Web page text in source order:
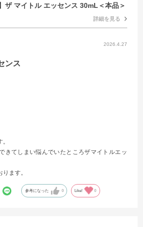
ザ マイトル エッセンス 30mL＜本品＞
詳細を見る
2026.4.27
ンス
きてしまい悩んでいたところザマイトルエッ
ます。
参考になった 0 Like! 0